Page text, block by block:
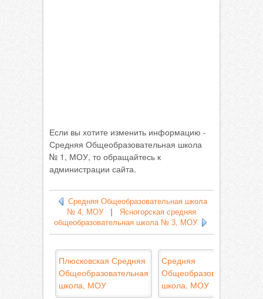
Если вы хотите изменить информацию -
Средняя Общеобразовательная школа
№ 1, МОУ, то обращайтесь к
администрации сайта.
Средняя Общеобразовательная школа
№ 4, МОУ
Ясногорская средняя
общеобразовательная школа № 3, МОУ
Плюсковская Средняя
Общеобразовательная
школа, МОУ
Средняя
Общеобразовательная
школа, МОУ